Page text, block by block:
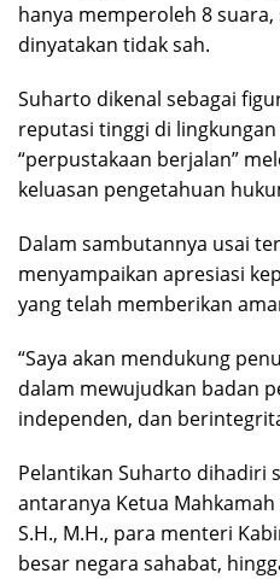
hanya memperoleh 8
dinyatakan tidak sah.
Suharto dikenal sebagai
reputasi tinggi di
“perpustakaan berjalan”
keluasan pengetahuan
Dalam sambutannya usai
menyampaikan apresiasi
yang telah memberikan
“Saya akan mendukung
dalam mewujudkan badan
independen, dan
Pelantikan Suharto dihadiri
antaranya Ketua
S.H., M.H., para menteri
besar negara sahabat,